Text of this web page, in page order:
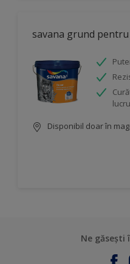
savana grund
lucru
Disponibil doar în
Ne găsești